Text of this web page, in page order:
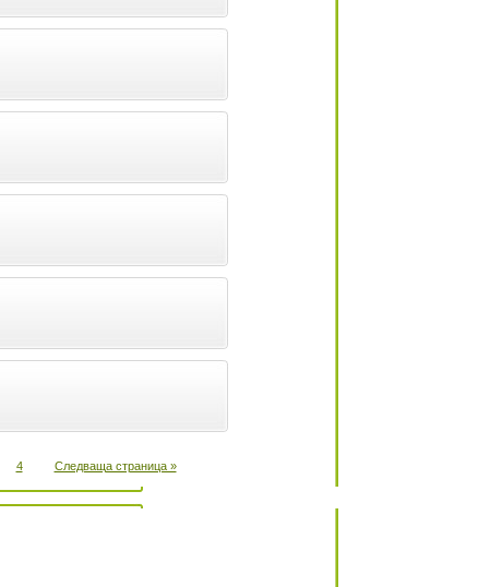
4 Следваща страница »